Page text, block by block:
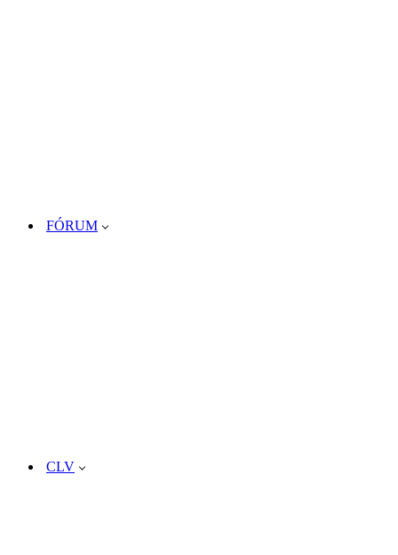
FÓRUM
CLV